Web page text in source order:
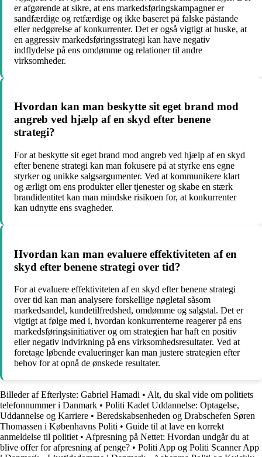
er afgørende at sikre, at ens markedsføringskampagner er
sandfærdige og retfærdige og ikke baseret på falske påstande
eller nedgørelse af konkurrenter. Det er også vigtigt at huske, at
en aggressiv markedsføringsstrategi kan have negativ
indflydelse på ens omdømme og relationer til andre
virksomheder.
Hvordan kan man beskytte sit eget brand mod
angreb ved hjælp af en skyd efter benene
strategi?
For at beskytte sit eget brand mod angreb ved hjælp af en skyd
efter benene strategi kan man fokusere på at styrke ens egne
styrker og unikke salgsargumenter. Ved at kommunikere klart
og ærligt om ens produkter eller tjenester og skabe en stærk
brandidentitet kan man mindske risikoen for, at konkurrenter
kan udnytte ens svagheder.
Hvordan kan man evaluere effektiviteten af en
skyd efter benene strategi over tid?
For at evaluere effektiviteten af en skyd efter benene strategi
over tid kan man analysere forskellige nøgletal såsom
markedsandel, kundetilfredshed, omdømme og salgstal. Det er
vigtigt at følge med i, hvordan konkurrenterne reagerer på ens
markedsføringsinitiativer og om strategien har haft en positiv
eller negativ indvirkning på ens virksomhedsresultater. Ved at
foretage løbende evalueringer kan man justere strategien efter
behov for at opnå de ønskede resultater.
Billeder af Efterlyste: Gabriel Hamadi • Alt, du skal vide om politiets
telefonnummer i Danmark • Politi Kadet Uddannelse: Optagelse,
Uddannelse og Karriere • Beredskabsenheden og Drabschefen Søren
Thomassen i Københavns Politi • Guide til at lave en korrekt
anmeldelse til politiet• Afpresning på Nettet: Hvordan undgår du at
blive offer for afpresning af penge? • Politi App og Politi Scanner App